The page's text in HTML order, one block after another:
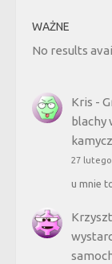
WAŻNE
No results
Kris -
blachy
27 lutego
u mnie